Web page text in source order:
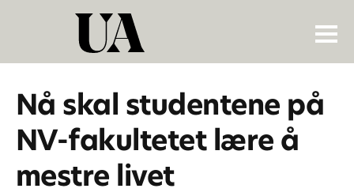
Nå skal studentene på
NV-fakultetet lære å
mestre livet